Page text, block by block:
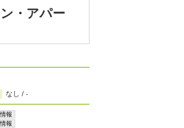
・アパー
なし / -
報
報